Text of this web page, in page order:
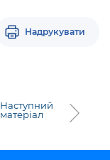
Надрукувати
Наступний
матеріал